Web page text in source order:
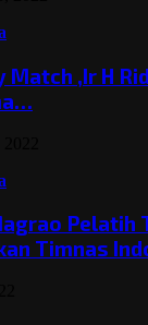
Match ,Ir H
Pelatih
Timnas